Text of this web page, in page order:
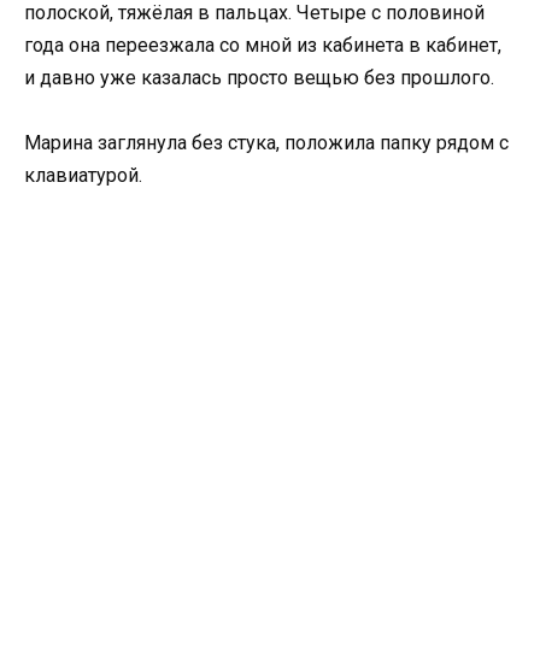
полоской, тяжёлая в пальцах. Четыре с половиной
года она переезжала со мной из кабинета в кабинет,
и давно уже казалась просто вещью без прошлого.
Марина заглянула без стука, положила папку рядом с
клавиатурой.